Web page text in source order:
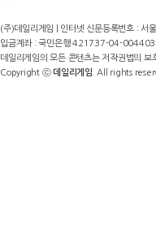
(주)데일리게임 | 인터넷 신문등록번호 :
입금계좌 : 국민은행 421737-04-
데일리게임의 모든 콘텐츠는 저작권법의
Copyright ⓒ데일리게임 . All rights